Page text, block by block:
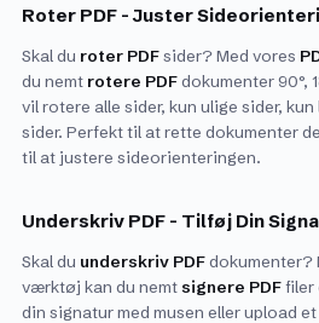
Roter PDF - Juster
Skal du roter PDFsider? Med vores
du nemt rotere PDFdokumenter 90°,
vil rotere alle sider, kun ulige sider,
sider. Perfekt til at rette dokumenter
til at justere sideorienteringen.
Underskriv PDF - Tilføj Din
Skal du underskriv PDFdokumenter?
værktøj kan du nemtsignere PDFfiler
din signatur med musen eller upload